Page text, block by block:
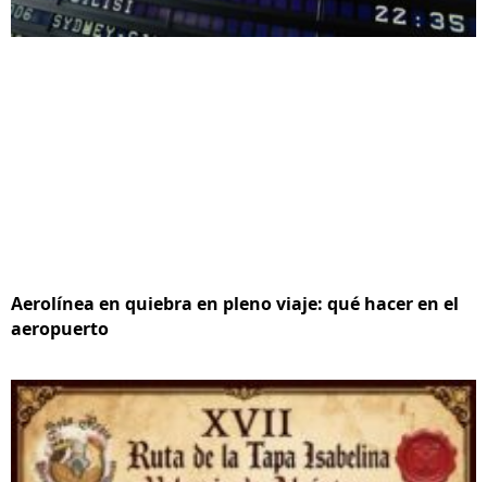
Aerolínea en quiebra en pleno viaje: qué hacer en el
aeropuerto